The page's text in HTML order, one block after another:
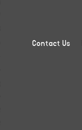
Contact Us